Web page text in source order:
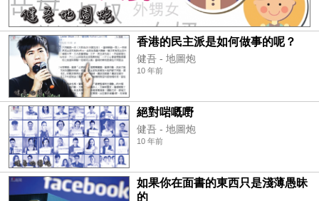
香港的民主派是如何做事的呢？
健吾 - 地圖炮
10 年前
絕對啱嘅嘢
健吾 - 地圖炮
10 年前
如果你在面書的東西只是淺薄愚昧
的